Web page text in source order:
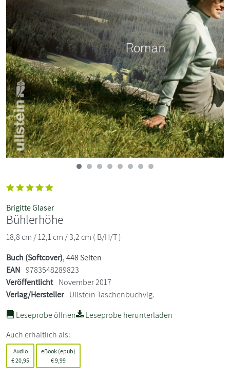
Brigitte Glaser
Bühlerhöhe
18,8 cm / 12,1 cm / 3,2 cm ( B/H/T )
Buch (Softcover), 448 Seiten
EAN 9783548289823
Veröffentlicht November 2017
Verlag/Hersteller Ullstein Taschenbuchvlg.
Leseprobe öffnen
Leseprobe herunterladen
Auch erhältlich als:
Audio
€20,95
eBook (epub)
€9,99